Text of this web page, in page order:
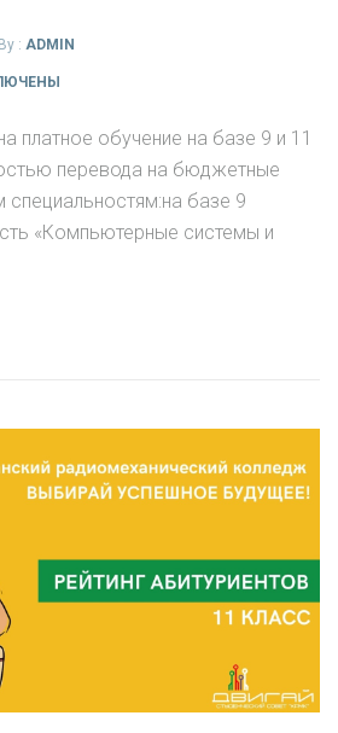
: ADMIN
платное обучение на базе 9 и 11
перевода на бюджетные
базе 9
«Компьютерные системы и